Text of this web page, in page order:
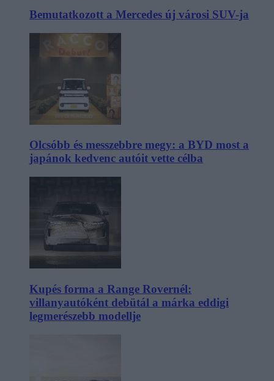
Bemutatkozott a Mercedes új városi SUV-ja
Olcsóbb és messzebbre megy: a BYD most a
japánok kedvenc autóit vette célba
Kupés forma a Range Rovernél:
villanyautóként debütál a márka eddigi
legmerészebb modellje